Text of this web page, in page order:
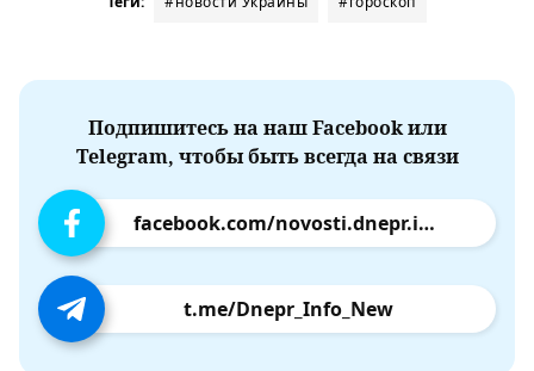
Подпишитесь на наш Facebook или
Telegram, чтобы быть всегда на связи
facebook.com/novosti.dnepr.info
t.me/Dnepr_Info_New